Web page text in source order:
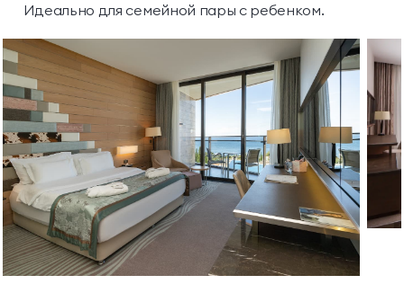
Идеально для семейной пары с ребенком.